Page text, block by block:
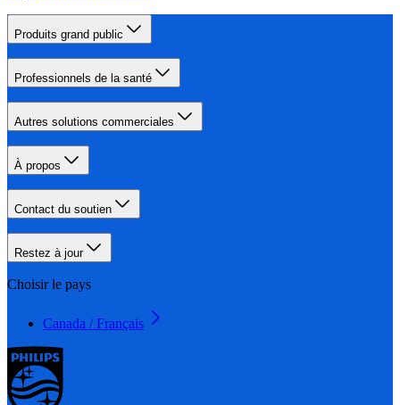
Produits grand public
Professionnels de la santé
Autres solutions commerciales
À propos
Contact du soutien
Restez à jour
Choisir le pays
Canada / Français